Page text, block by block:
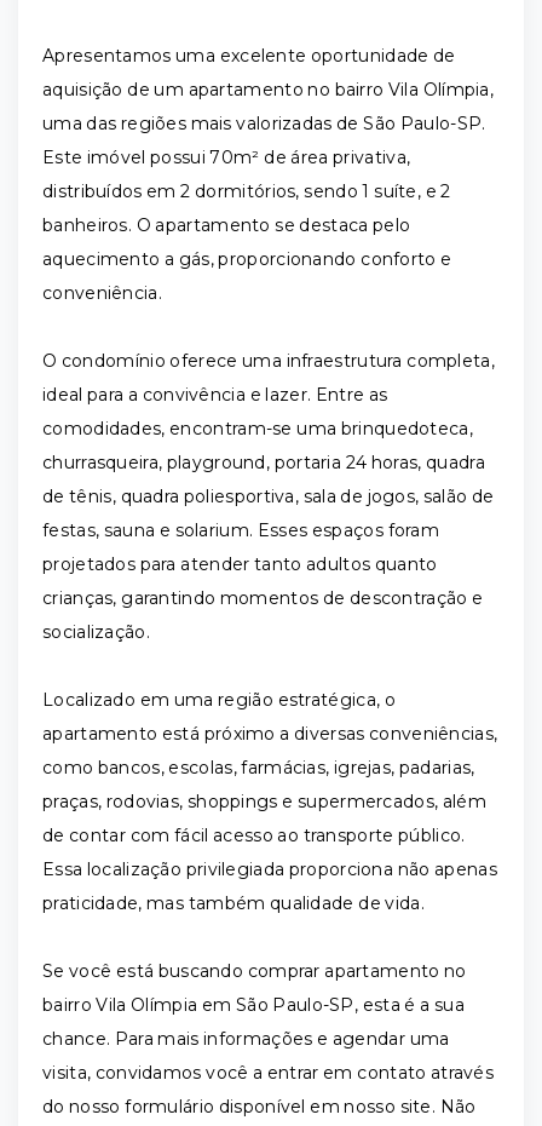
Apresentamos uma excelente oportunidade de
aquisição de um apartamento no bairro Vila Olímpia,
uma das regiões mais valorizadas de São Paulo-SP.
Este imóvel possui 70m² de área privativa,
distribuídos em 2 dormitórios, sendo 1 suíte, e 2
banheiros. O apartamento se destaca pelo
aquecimento a gás, proporcionando conforto e
conveniência.
O condomínio oferece uma infraestrutura completa,
ideal para a convivência e lazer. Entre as
comodidades, encontram-se uma brinquedoteca,
churrasqueira, playground, portaria 24 horas, quadra
de tênis, quadra poliesportiva, sala de jogos, salão de
festas, sauna e solarium. Esses espaços foram
projetados para atender tanto adultos quanto
crianças, garantindo momentos de descontração e
socialização.
Localizado em uma região estratégica, o
apartamento está próximo a diversas conveniências,
como bancos, escolas, farmácias, igrejas, padarias,
praças, rodovias, shoppings e supermercados, além
de contar com fácil acesso ao transporte público.
Essa localização privilegiada proporciona não apenas
praticidade, mas também qualidade de vida.
Se você está buscando comprar apartamento no
bairro Vila Olímpia em São Paulo-SP, esta é a sua
chance. Para mais informações e agendar uma
visita, convidamos você a entrar em contato através
do nosso formulário disponível em nosso site. Não